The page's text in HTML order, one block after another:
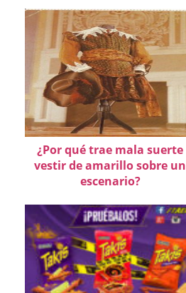
¿Por qué trae mala suerte
vestir de amarillo sobre un
escenario?